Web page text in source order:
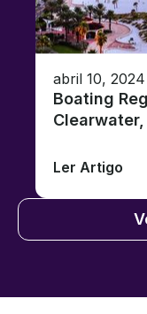
abril 10, 2024
Boating
Clearwater,
Ler Artigo